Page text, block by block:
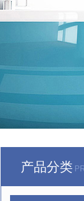
产品分类